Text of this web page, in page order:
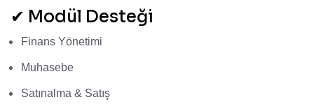
✔ Modül Desteği
Finans Yönetimi
Muhasebe
Satınalma & Satış